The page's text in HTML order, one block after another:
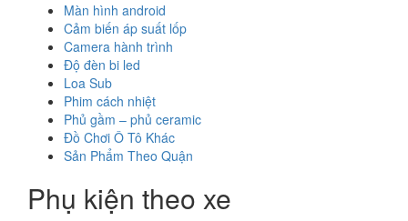
Màn hình android
Cảm biến áp suất lốp
Camera hành trình
Độ đèn bi led
Loa Sub
Phim cách nhiệt
Phủ gầm – phủ ceramic
Đồ Chơi Ô Tô Khác
Sản Phẩm Theo Quận
Phụ kiện theo xe